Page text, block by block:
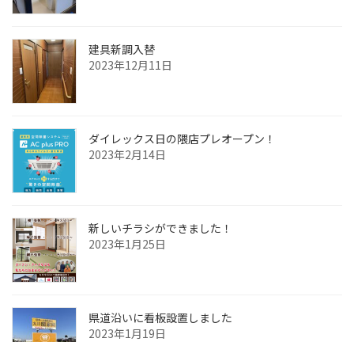
建具新調入替
2023年12月11日
ダイレックス日の隈店プレオープン！
2023年2月14日
新しいチラシができました！
2023年1月25日
県道沿いに看板設置しました
2023年1月19日